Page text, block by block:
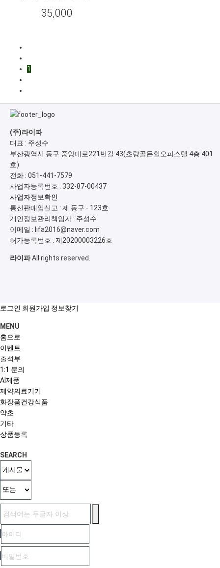
35,000
1
(주)라이파
대표 : 주성수
부산광역시 동구 중앙대로221번길 43(초량골든힐오피스텔 4층 401
호)
전화 : 051-441-7579
사업자등록번호 : 332-87-00437
사업자정보확인
통신판매업신고 : 제 동구 - 123호
개인정보관리책임자 : 주성수
이메일 : lifa2016@naver.com
허가등록번호 : 제20200003226호
라이파All rights reserved.
로그인 회원가입 정보찾기
MENU
홈으로
이벤트
출석부
1:1 문의
AI제품
제약의료기기
화장품건강식품
약초
기타
상품등록
SEARCH